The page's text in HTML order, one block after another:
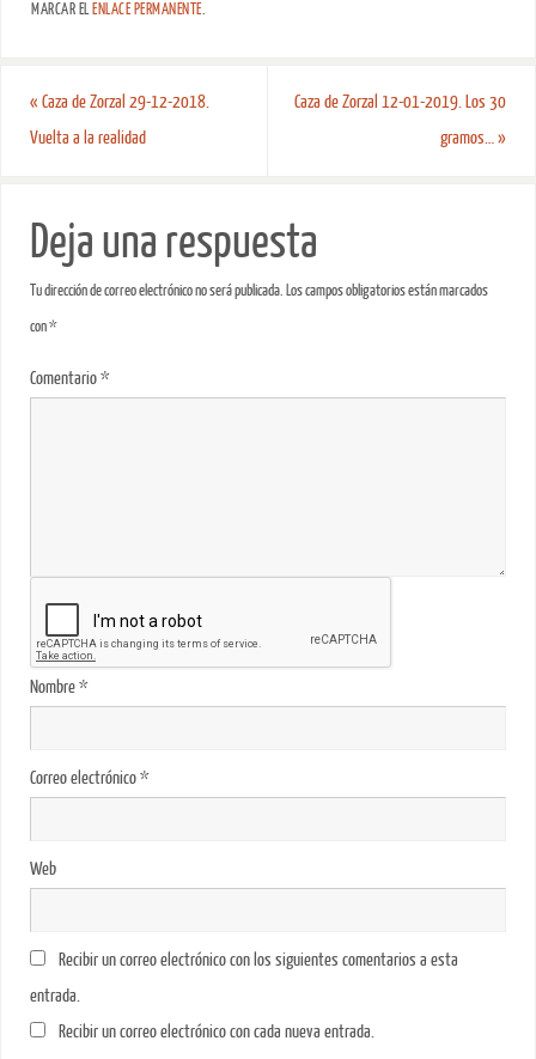
MARCAR EL ENLACE PERMANENTE.
« Caza de Zorzal 29-12-2018.
Vuelta a la realidad
Caza de Zorzal 12-01-2019. Los 30
gramos…»
Deja una respuesta
Tu dirección de correo electrónico no será publicada. Los campos obligatorios están marcados
con*
Comentario*
Nombre*
Correo electrónico*
Web
Recibir un correo electrónico con los siguientes comentarios a esta
entrada.
Recibir un correo electrónico con cada nueva entrada.